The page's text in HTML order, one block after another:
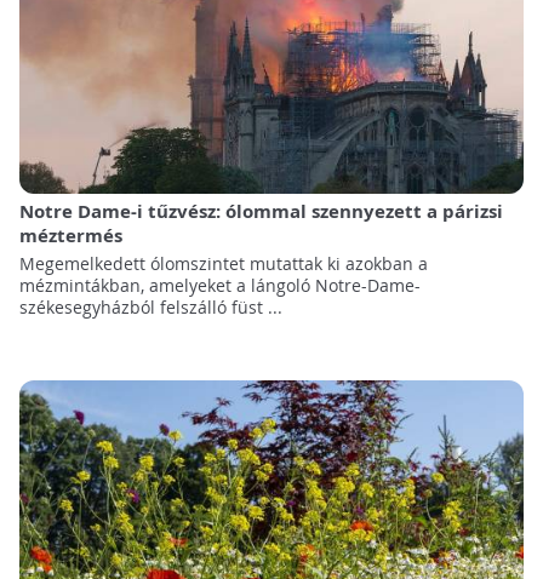
Notre Dame-i tűzvész: ólommal szennyezett a párizsi
méztermés
Megemelkedett ólomszintet mutattak ki azokban a
mézmintákban, amelyeket a lángoló Notre-Dame-
székesegyházból felszálló füst ...